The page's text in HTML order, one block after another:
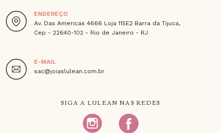
ENDEREÇO
Av. Das Americas 4666 Loja 115E2 Barra da Tijuca,
Cep - 22640-102 - Rio de Janeiro - RJ
E-MAIL
sac@joiaslulean.com.br
SIGA A LULEAN NAS REDES